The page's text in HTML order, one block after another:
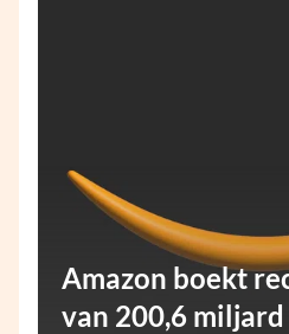
Amazon boekt
van 200,6